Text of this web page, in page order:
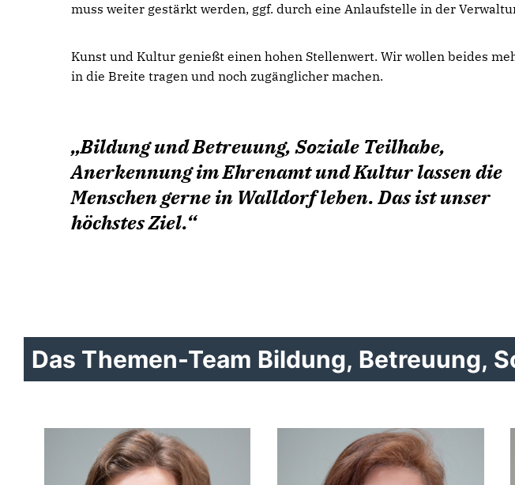
muss weiter gestärkt werden, ggf. durch eine Anlaufstelle in der
Kunst und Kultur genießt einen hohen Stellenwert. Wir wollen beides
in die Breite tragen und noch zugänglicher machen.
Bildung und Betreuung, Soziale Teilhabe,
Anerkennung im Ehrenamt und Kultur lassen die
Menschen gerne in Walldorf leben. Das ist unser
höchstes Ziel.
Das Themen-Team Bildung, Betreuung,